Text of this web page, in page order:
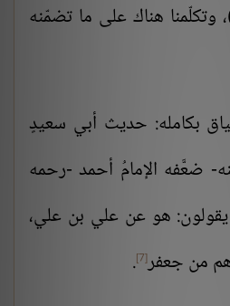
(31)، وتكلّمنا هناك على ما تضمّنه
بكامله: حديث أبي سعيدٍ
ضعَّفه الإمامُ أحمد -رحمه
يقولون: هو عن علي بن علي،
من جعفر[7]
.